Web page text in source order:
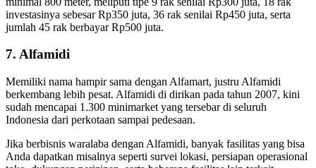
investasinya sebesar Rp350 juta, 36 rak senilai Rp450 juta, serta
jumlah 45 rak berbayar Rp500 juta.
7. Alfamidi
Memiliki nama hampir sama dengan Alfamart, justru Alfamidi
berkembang lebih pesat. Alfamidi di dirikan pada tahun 2007, kini
sudah mencapai 1.300 minimarket yang tersebar di seluruh
Indonesia dari perkotaan sampai pedesaan.
Jika berbisnis waralaba dengan Alfamidi, banyak fasilitas yang bisa
Anda dapatkan misalnya seperti survei lokasi, persiapan operasional